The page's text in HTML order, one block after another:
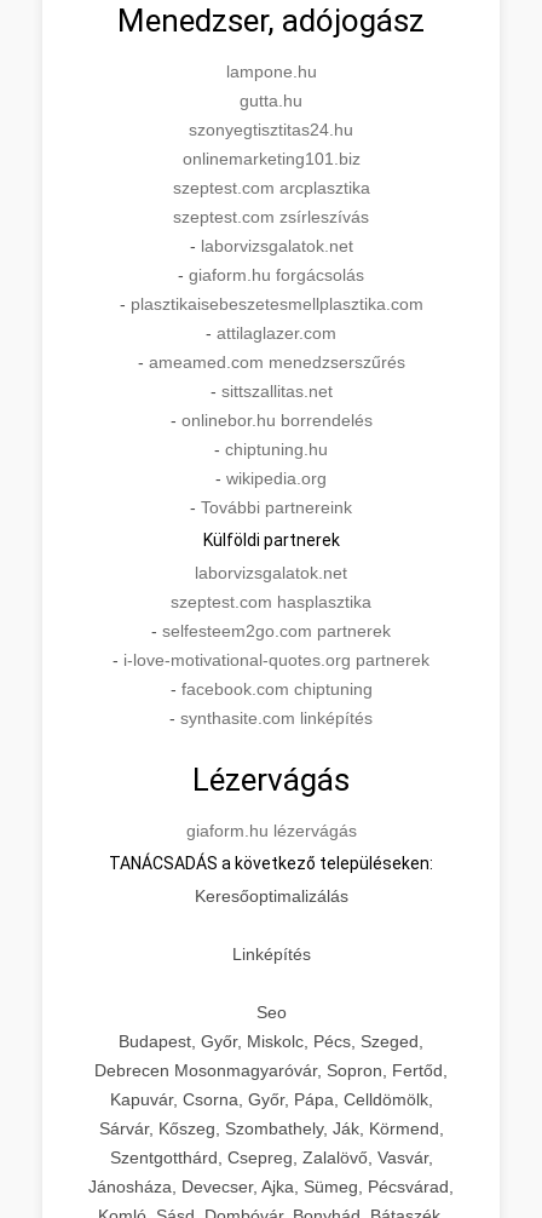
Menedzser, adójogász
lampone.hu
gutta.hu
szonyegtisztitas24.hu
onlinemarketing101.biz
szeptest.com arcplasztika
szeptest.com zsírleszívás
- laborvizsgalatok.net
- giaform.hu forgácsolás
- plasztikaisebeszetesmellplasztika.com
- attilaglazer.com
- ameamed.com menedzserszűrés
- sittszallitas.net
- onlinebor.hu borrendelés
- chiptuning.hu
- wikipedia.org
- További partnereink
Külföldi partnerek
laborvizsgalatok.net
szeptest.com hasplasztika
- selfesteem2go.com partnerek
- i-love-motivational-quotes.org partnerek
- facebook.com chiptuning
- synthasite.com linképítés
Lézervágás
giaform.hu lézervágás
TANÁCSADÁS a következő településeken:
Keresőoptimalizálás
Linképítés
Seo
Budapest, Győr, Miskolc, Pécs, Szeged,
Debrecen Mosonmagyaróvár, Sopron, Fertőd,
Kapuvár, Csorna, Győr, Pápa, Celldömölk,
Sárvár, Kőszeg, Szombathely, Ják, Körmend,
Szentgotthárd, Csepreg, Zalalövő, Vasvár,
Jánosháza, Devecser, Ajka, Sümeg, Pécsvárad,